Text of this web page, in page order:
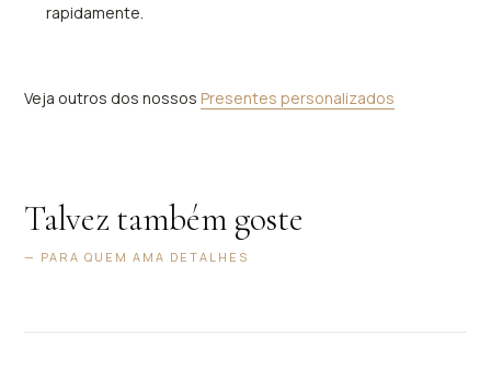
rapidamente.
Veja outros dos nossos Presentes personalizados
Talvez também goste
— PARA QUEM AMA DETALHES